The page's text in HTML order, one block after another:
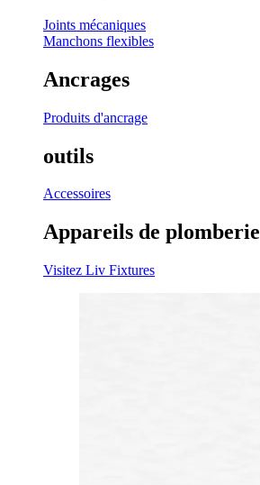
Joints mécaniques
Manchons flexibles
Ancrages
Produits d'ancrage
outils
Accessoires
Appareils de plomberie
Visitez Liv Fixtures